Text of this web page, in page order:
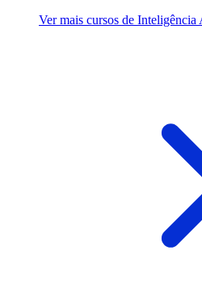
Ver mais cursos de